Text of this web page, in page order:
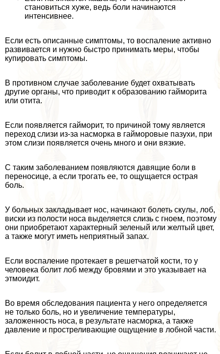
становиться хуже, ведь боли начинаются
интенсивнее.
Если есть описанные симптомы, то воспаление активно
развивается и нужно быстро принимать меры, чтобы
купировать симптомы.
В противном случае заболевание будет охватывать
другие органы, что приводит к образованию гайморита
или отита.
Если появляется гайморит, то причиной тому является
переход слизи из-за насморка в гайморовые пазухи, при
этом слизи появляется очень много и они вязкие.
С таким заболеванием появляются давящие боли в
переносице, а если трогать ее, то ощущается острая
боль.
У больных закладывает нос, начинают болеть скулы, лоб,
виски из полости носа выделяется слизь с гноем, поэтому
они приобретают хаpaктерный зеленый или желтый цвет,
а также могут иметь неприятный запах.
Если воспаление протекает в решетчатой кости, то у
человека болит лоб между бровями и это указывает на
этмоидит.
Во время обследования пациента у него определяется
не только боль, но и увеличение температуры,
заложенность носа, в результате насморка, а также
давление и простреливающие ощущение в лобной части.